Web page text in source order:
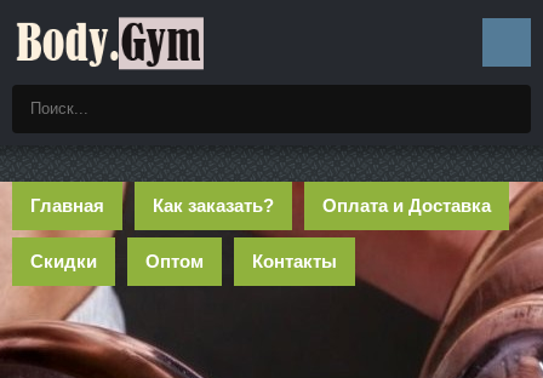
Главная Как заказать? Оплата и Доставка
Скидки Оптом Контакты